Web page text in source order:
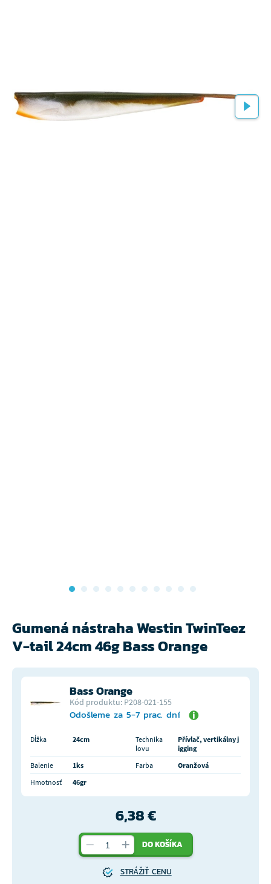
Gumená nástraha Westin TwinTeez
V-tail 24cm 46g Bass Orange
Bass Orange
Kód produktu: P208-021-155
Odošleme za 5-7 prac. dní
Dĺžka 24cm
Technika
lovu
Přívlač, vertikálny j
igging
Balenie
1ks Farba
Oranžová
Hmotnosť
46gr
6,38 €
DO KOŠÍKA
STRÁŽIŤ CENU